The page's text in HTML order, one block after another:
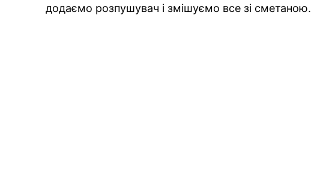
додаємо розпушувач і змішуємо все зі сметаною.